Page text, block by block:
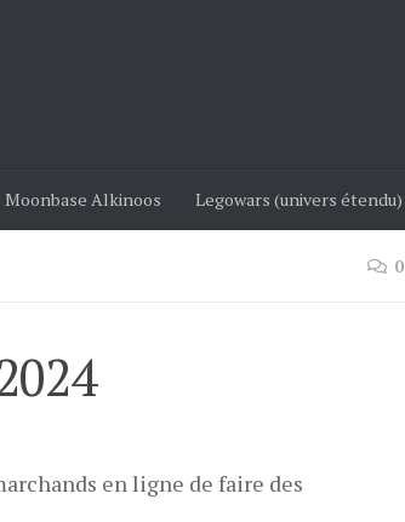
Moonbase Alkinoos Legowars (univers étendu)
0
en ligne de faire des